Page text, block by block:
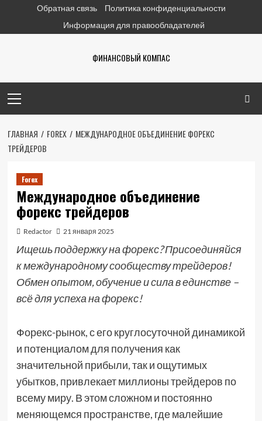
содержимому
Обратная связь
Политика конфиденциальности
Информация для правообладателей
ФИНАНСОВЫЙ КОМПАС
меню
ГЛАВНАЯ FOREX
МЕЖДУНАРОДНОЕ ОБЪЕДИНЕНИЕ ФОРЕКС
ТРЕЙДЕРОВ
Forex
Международное объединение
форекс трейдеров
Redactor 21 января 2025
Ищешь поддержку на форекс? Присоединяйся
к международному сообществу трейдеров!
Обмен опытом, обучение и сила в единстве –
всё для успеха на форекс!
Форекс-рынок, с его круглосуточной динамикой
и потенциалом для получения как
значительной прибыли, так и ощутимых
убытков, привлекает миллионы трейдеров по
всему миру. В этом сложном и постоянно
меняющемся пространстве, где малейшие